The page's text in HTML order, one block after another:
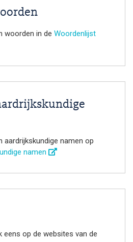
woorden in de Woordenlijst
aardrijkskundige namen op
namen
eens op de websites van de